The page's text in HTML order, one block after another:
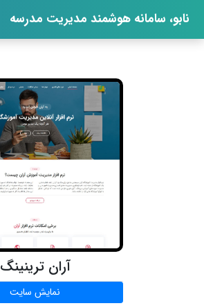
نابو، سامانه هوشمند مدیریت مدرسه
آران ترینینگ
نمایش سایت